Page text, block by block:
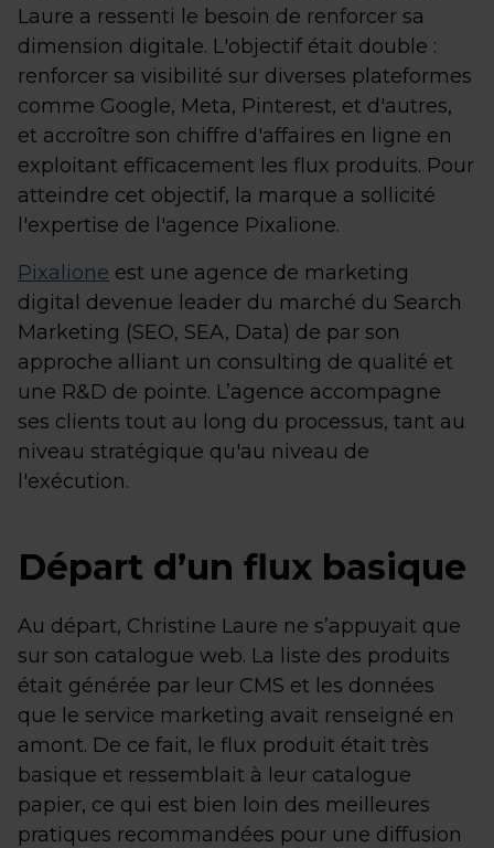
Laure a ressenti le besoin de renforcer sa
dimension digitale. L'objectif était double :
renforcer sa visibilité sur diverses plateformes
comme Google, Meta, Pinterest, et d'autres,
et accroître son chiffre d'affaires en ligne en
exploitant efficacement les flux produits. Pour
atteindre cet objectif, la marque a sollicité
l'expertise de l'agence Pixalione.
Pixalione est une agence de marketing
digital devenue leader du marché du Search
Marketing (SEO, SEA, Data) de par son
approche alliant un consulting de qualité et
une R&D de pointe. L’agence accompagne
ses clients tout au long du processus, tant au
niveau stratégique qu'au niveau de
l'exécution.
Départ d’un flux basique
Au départ, Christine Laure ne s’appuyait que
sur son catalogue web. La liste des produits
était générée par leur CMS et les données
que le service marketing avait renseigné en
amont. De ce fait, le flux produit était très
basique et ressemblait à leur catalogue
papier, ce qui est bien loin des meilleures
pratiques recommandées pour une diffusion